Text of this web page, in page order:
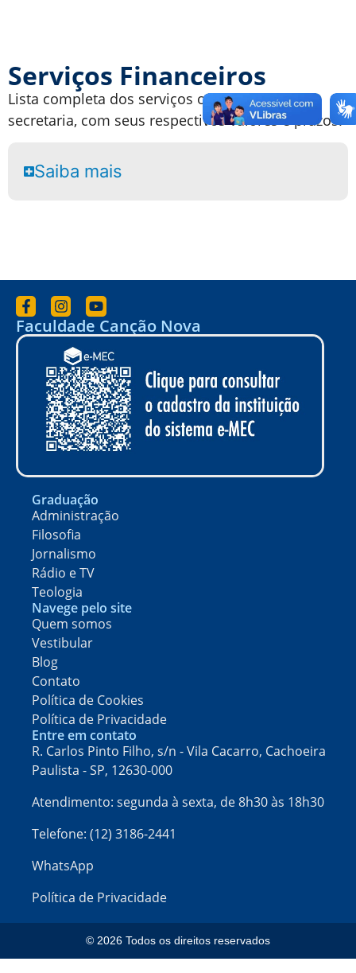
Serviços Financeiros
Lista completa dos serviços oferecidos pela
secretaria, com seus respectivos valores e prazos.
Saiba mais
Faculdade Canção Nova
Graduação
Administração
Filosofia
Jornalismo
Rádio e TV
Teologia
Navege pelo site
Quem somos
Vestibular
Blog
Contato
Política de Cookies
Política de Privacidade
Entre em contato
R. Carlos Pinto Filho, s/n - Vila Cacarro, Cachoeira
Paulista - SP, 12630-000​
Atendimento: segunda à sexta, de 8h30 às 18h30
Telefone: (12) 3186-2441
WhatsApp
Política de Privacidade
© 2026 Todos os direitos reservados